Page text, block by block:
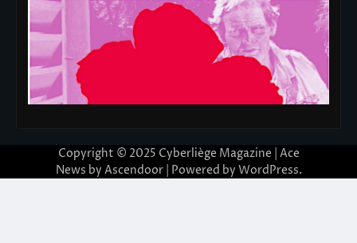
Copyright © 2025 Cyberliège Magazine | Ace
News by Ascendoor| Powered by WordPress.